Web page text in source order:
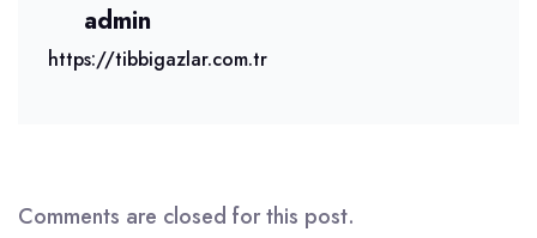
admin
https://tibbigazlar.com.tr
Comments are closed for this post.